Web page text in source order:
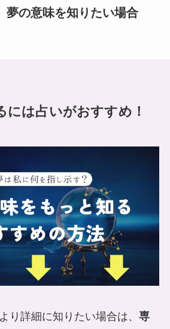
夢の意味を知りたい場合
には占いがおすすめ！
り詳細に知りたい場合は、 専